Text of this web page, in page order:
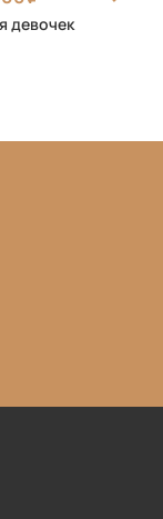
девочек